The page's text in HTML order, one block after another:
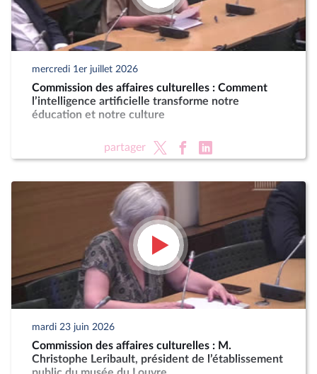
mercredi 1er juillet 2026
Commission des affaires culturelles : Comment
l’intelligence artificielle transforme notre
éducation et notre culture
partager
mardi 23 juin 2026
Commission des affaires culturelles : M.
Christophe Leribault, président de l’établissement